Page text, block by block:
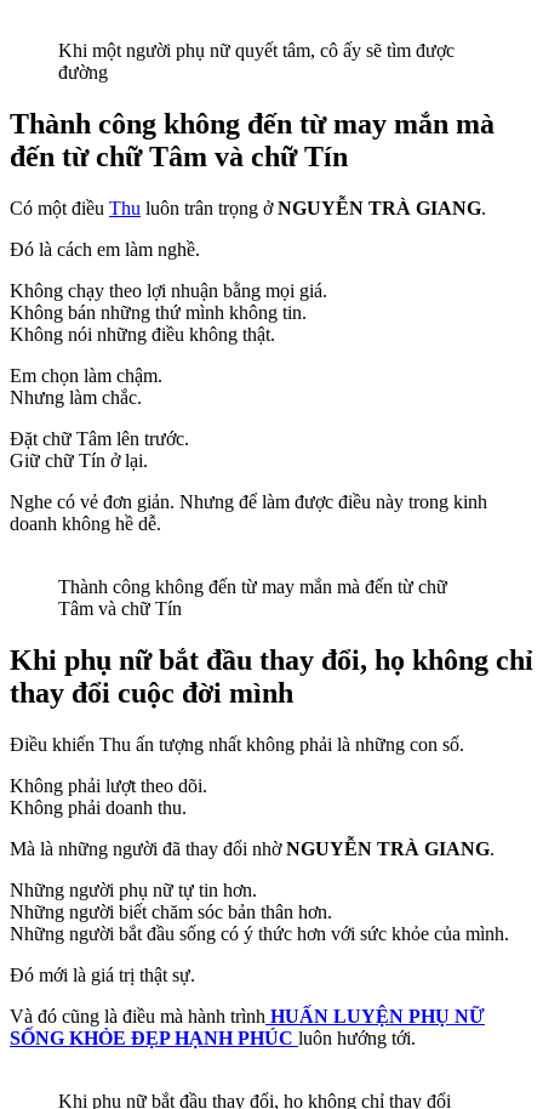
Khi một người phụ nữ quyết tâm, cô ấy sẽ tìm được
đường
Thành công không đến từ may mắn mà
đến từ chữ Tâm và chữ Tín
Có một điều Thu luôn trân trọng ởNGUYỄN TRÀ GIANG.
Đó là cách em làm nghề.
Không chạy theo lợi nhuận bằng mọi giá.
Không bán những thứ mình không tin.
Không nói những điều không thật.
Em chọn làm chậm.
Nhưng làm chắc.
Đặt chữ Tâm lên trước.
Giữ chữ Tín ở lại.
Nghe có vẻ đơn giản. Nhưng để làm được điều này trong kinh
doanh không hề dễ.
Thành công không đến từ may mắn mà đến từ chữ
Tâm và chữ Tín
Khi phụ nữ bắt đầu thay đổi, họ không chỉ
thay đổi cuộc đời mình
Điều khiến Thu ấn tượng nhất không phải là những con số.
Không phải lượt theo dõi.
Không phải doanh thu.
Mà là những người đã thay đổi nhờNGUYỄN TRÀ GIANG.
Những người phụ nữ tự tin hơn.
Những người biết chăm sóc bản thân hơn.
Những người bắt đầu sống có ý thức hơn với sức khỏe của mình.
Đó mới là giá trị thật sự.
Và đó cũng là điều mà hành trình HUẤN LUYỆN PHỤ NỮ
SỐNG KHỎE ĐẸP HẠNH PHÚC luôn hướng tới.
Khi phụ nữ bắt đầu thay đổi, họ không chỉ thay đổi